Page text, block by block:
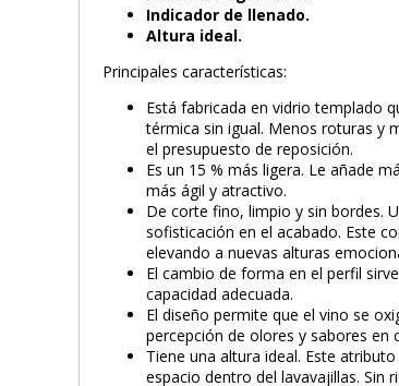
Indicador de llenado.
Altura ideal.
Principales características:
Está fabricada en vidrio templado
térmica sin igual. Menos roturas y
el presupuesto de reposición.
Es un 15 % más ligera. Le añade
más ágil y atractivo.
De corte fino, limpio y sin bordes.
sofisticación en el acabado. Este
elevando a nuevas alturas
El cambio de forma en el perfil
capacidad adecuada.
El diseño permite que el vino se
percepción de olores y sabores en
Tiene una altura ideal. Este
espacio dentro del lavavajillas. Sin